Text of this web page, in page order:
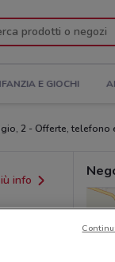
E GIOCHI
2 - Offerte, telefono
info